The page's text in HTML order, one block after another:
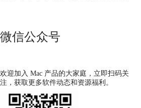
微信公众号
欢迎加入 Mac 产品的大家庭，立即扫码关
注，获取更多软件动态和资源福利。